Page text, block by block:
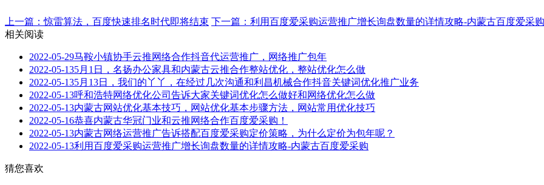
上一篇：惊雷算法，百度快速排名时代即将结束 下一篇：利用百度爱采购运营推广增长询盘数量的详情攻略-内蒙古百度爱采购
相关阅读
2022-05-29马鞍小镇协手云推网络合作抖音代运营推广，网络推广包年
2022-05-135月1日，名扬办公家具和内蒙古云推合作整站优化，整站优化怎么做
2022-05-135月13日，我们的丫丫，在经过几次沟通和利昌机械合作抖音关键词优化推广业务
2022-05-13呼和浩特网络优化公司告诉大家关键词优化怎么做好和网络优化怎么做
2022-05-13内蒙古网站优化基本技巧，网站优化基本步骤方法，网站常用优化技巧
2022-05-16恭喜内蒙古华冠门业和云推网络合作百度爱采购！
2022-05-13内蒙古网络运营推广告诉搭配百度爱采购定价策略，为什么定价为包年呢？
2022-05-13利用百度爱采购运营推广增长询盘数量的详情攻略-内蒙古百度爱采购
猜您喜欢